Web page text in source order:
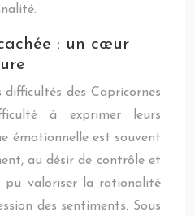
: un cœur
difficultés des Capricornes
à exprimer leurs
émotionnelle est souvent
au désir de contrôle et
pu valoriser la rationalité
des sentiments. Sous